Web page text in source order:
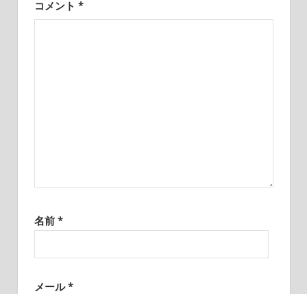
コメント *
名前 *
メール*